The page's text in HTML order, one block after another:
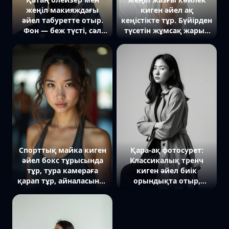
жеңіл макияждағы
әйел табуретте отыр.
Фон — беж түсті, сәл
киген әйел ақ
кеңістікте тұр. Бүйірден
түсетін жұмсақ жарық
Спорттық майка киген
әйел бокс тұрысында
тұр, тура камераға
қарап тұр, айналасында
Қара-ақ фотосурет:
Классикалық тренч
киген әйел биік
орындықта отыр,